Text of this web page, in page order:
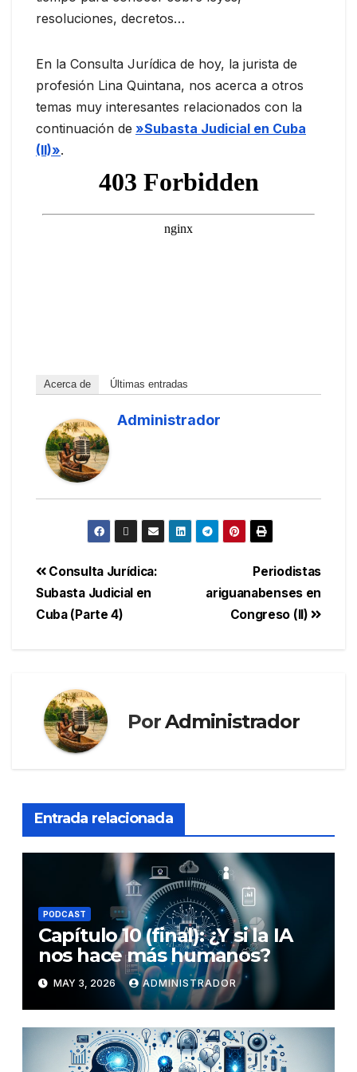
resoluciones, decretos…
En la Consulta Jurídica de hoy, la jurista de
profesión Lina Quintana, nos acerca a otros
temas muy interesantes relacionados con la
continuación de »Subasta Judicial en Cuba
(II)».
Acerca de Últimas entradas
Administrador
Periodistas
ariguanabenses en
Congreso (II)
Consulta Jurídica:
Subasta Judicial en
Cuba (Parte 4)
PorAdministrador
Entrada relacionada
PODCAST
Capítulo 10 (final): ¿Y si la IA
nos hace más humanos?
MAY 3, 2026 ADMINISTRADOR